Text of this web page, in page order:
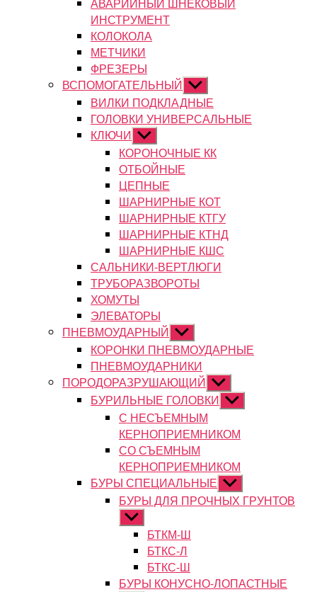
ИНСТРУМЕНТ
КОЛОКОЛА
МЕТЧИКИ
ФРЕЗЕРЫ
ВСПОМОГАТЕЛЬНЫЙ Показывать
подменю
ВИЛКИ ПОДКЛАДНЫЕ
ГОЛОВКИ УНИВЕРСАЛЬНЫЕ
КЛЮЧИ Показывать
подменю
КОРОНОЧНЫЕ КК
ОТБОЙНЫЕ
ЦЕПНЫЕ
ШАРНИРНЫЕ КОТ
ШАРНИРНЫЕ КТГУ
ШАРНИРНЫЕ КТНД
ШАРНИРНЫЕ КШС
САЛЬНИКИ-ВЕРТЛЮГИ
ТРУБОРАЗВОРОТЫ
ХОМУТЫ
ЭЛЕВАТОРЫ
ПНЕВМОУДАРНЫЙ Показывать
подменю
КОРОНКИ ПНЕВМОУДАРНЫЕ
ПНЕВМОУДАРНИКИ
ПОРОДОРАЗРУШАЮЩИЙ Показывать
подменю
БУРИЛЬНЫЕ ГОЛОВКИ Показывать
подменю
С НЕСЪЕМНЫМ
КЕРНОПРИЕМНИКОМ
СО СЪЕМНЫМ
КЕРНОПРИЕМНИКОМ
БУРЫ СПЕЦИАЛЬНЫЕ Показывать
подменю
БУРЫ ДЛЯ ПРОЧНЫХ ГРУНТОВ
Показывать
подменюБТКМ-Ш
БТКС-Л
БТКС-Ш
БУРЫ КОНУСНО-ЛОПАСТНЫЕ